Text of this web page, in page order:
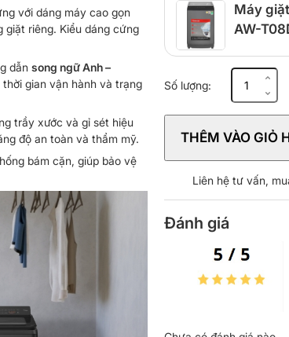
với dáng máy cao gọn
giặt riêng. Kiểu dáng cứng
dẫn song ngữ Anh –
gian vận hành và trạng
trầy xước và gỉ sét hiệu
độ an toàn và thẩm mỹ.
bám cặn, giúp bảo vệ
Máy
AW-
Số lượng:
Máy
giặt
12.5
kg
NA-
FD125V4BV
lượng
THÊM VÀO GIỎ
Liên hệ tư vấn,
Đánh giá